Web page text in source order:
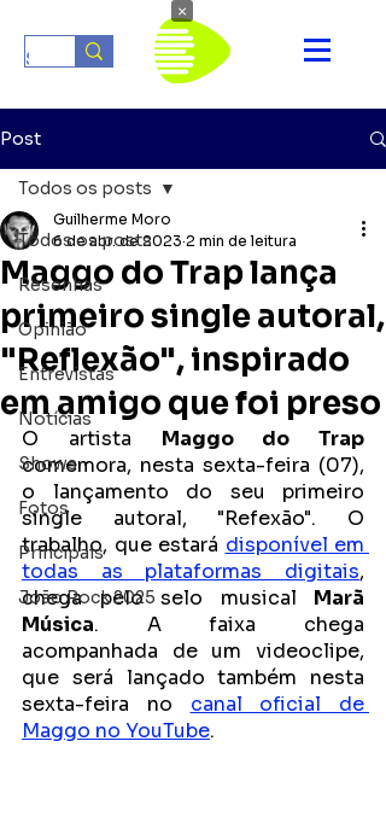
Post
Todos os posts
Resenhas
Opinião
Entrevistas
Notícias
Shows
Fotos
Principais
João Rock 2025
Todos os posts
Maggo do Trap lança
primeiro single autoral,
"Reflexão", inspirado
em amigo que foi preso
Guilherme Moro
6 de abr. de 2023 2 min de leitura
O artista Maggo do Trap
comemora, nesta sexta-feira (07),
o lançamento do seu primeiro
single autoral, "Refexão". O
trabalho, que estará disponível em
todas as plataformas digitais,
chega pelo selo musical Marã
Música. A faixa chega
acompanhada de um videoclipe,
que será lançado também nesta
sexta-feira no canal oficial de
Maggo no YouTube.
×